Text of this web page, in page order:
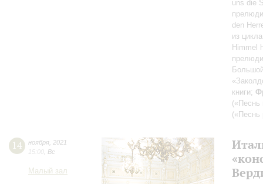
uns die
den
из
Himmel
книги;
(«Песнь
(«Песнь
14 ноября 2021
15:00 Вс
Малый зал